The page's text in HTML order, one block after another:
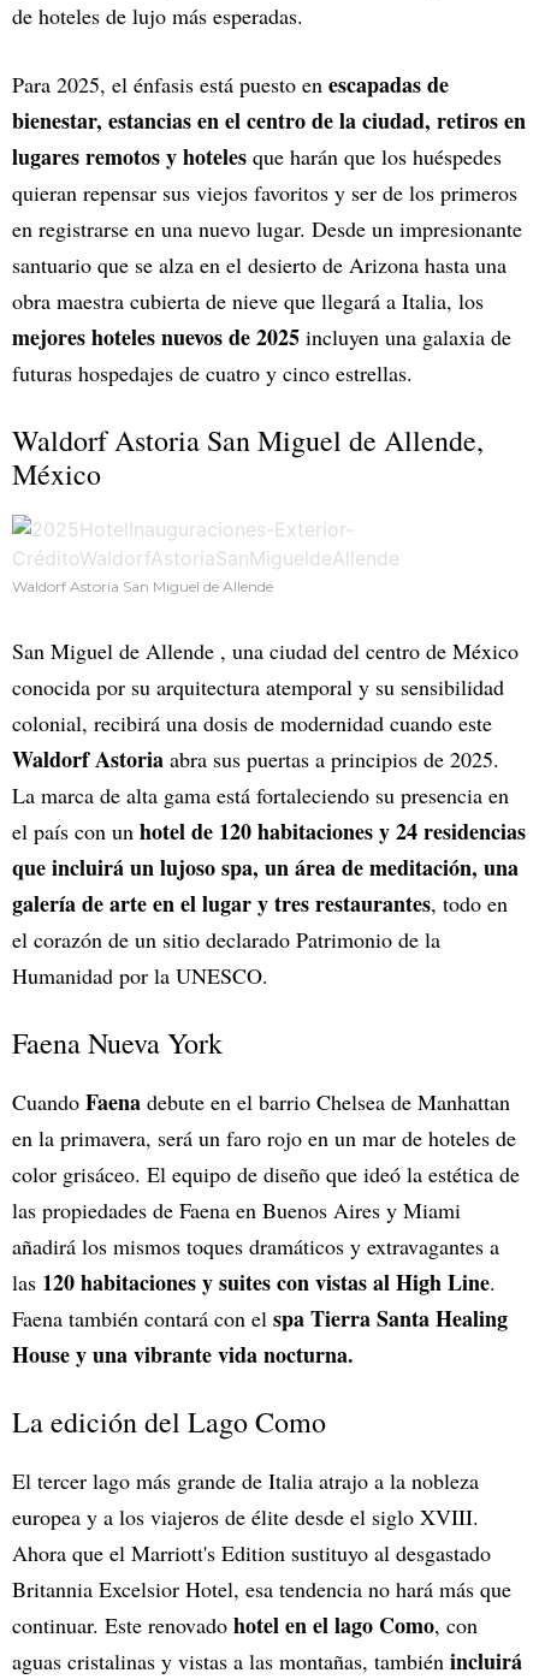
de hoteles de lujo más esperadas.
Para 2025, el énfasis está puesto en escapadas de
bienestar, estancias en el centro de la ciudad, retiros en
lugares remotos y hoteles que harán que los huéspedes
quieran repensar sus viejos favoritos y ser de los primeros
en registrarse en una nuevo lugar. Desde un impresionante
santuario que se alza en el desierto de Arizona hasta una
obra maestra cubierta de nieve que llegará a Italia, los
mejores hoteles nuevos de 2025 incluyen una galaxia de
futuras hospedajes de cuatro y cinco estrellas.
Waldorf Astoria San Miguel de Allende,
México
Waldorf Astoria San Miguel de Allende
San Miguel de Allende , una ciudad del centro de México
conocida por su arquitectura atemporal y su sensibilidad
colonial, recibirá una dosis de modernidad cuando este
Waldorf Astoria abra sus puertas a principios de 2025.
La marca de alta gama está fortaleciendo su presencia en
el país con un hotel de 120 habitaciones y 24 residencias
que incluirá un lujoso spa, un área de meditación, una
galería de arte en el lugar y tres restaurantes, todo en
el corazón de un sitio declarado Patrimonio de la
Humanidad por la UNESCO.
Faena Nueva York
Cuando Faena debute en el barrio Chelsea de Manhattan
en la primavera, será un faro rojo en un mar de hoteles de
color grisáceo. El equipo de diseño que ideó la estética de
las propiedades de Faena en Buenos Aires y Miami
añadirá los mismos toques dramáticos y extravagantes a
las 120 habitaciones y suites con vistas al High Line.
Faena también contará con el spa Tierra Santa Healing
House y una vibrante vida nocturna.
La edición del Lago Como
El tercer lago más grande de Italia atrajo a la nobleza
europea y a los viajeros de élite desde el siglo XVIII.
Ahora que el Marriott's Edition sustituyo al desgastado
Britannia Excelsior Hotel, esa tendencia no hará más que
continuar. Este renovado hotel en el lago Como, con
aguas cristalinas y vistas a las montañas, también incluirá